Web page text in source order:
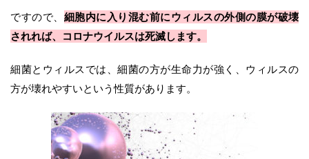
ですので、 細胞内に入り混む前にウィルスの外側の膜が破壊
されれば、コロナウイルスは死滅します。
細菌とウィルスでは、細菌の方が生命力が強く、ウィルスの
方が壊れやすいという性質があります。